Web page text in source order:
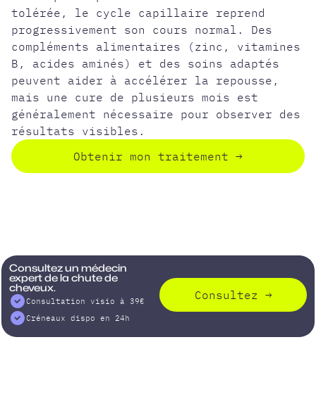
tolérée, le cycle capillaire reprend
progressivement son cours normal. Des
compléments alimentaires (zinc, vitamines
B, acides aminés) et des soins adaptés
peuvent aider à accélérer la repousse,
mais une cure de plusieurs mois est
généralement nécessaire pour observer des
résultats visibles.
Obtenir mon traitement →
Consultez un médecin
expert de la chute de
cheveux.
Consultation visio à 39€
Créneaux dispo en 24h
Consultez →